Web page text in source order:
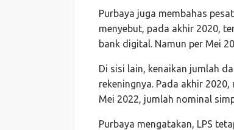
Purbaya juga membahas
menyebut, pada akhir 2020,
bank digital. Namun per Mei
Di sisi lain, kenaikan jumlah
rekeningnya. Pada akhir
Mei 2022, jumlah nominal
Purbaya mengatakan, LPS